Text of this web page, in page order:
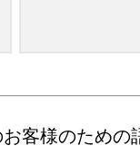
客様のための